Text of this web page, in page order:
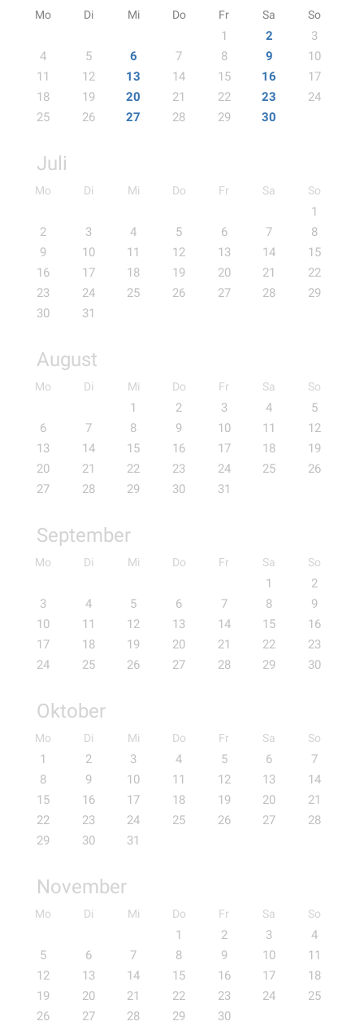
Mo Di Mi Do Fr Sa So
1 2
3
4
5 6 7 8 9
10
11
12 13 14 15 16
17
18
19 20 21 22 23
24
25
26 27 28 29 30
Juli
Mo Di Mi Do Fr Sa So
1
2
3 4 5 6 7
8
9
10 11 12 13 14
15
16
17 18 19 20 21
22
23
24 25 26 27 28
29
30
31
August
Mo Di Mi Do Fr Sa So
1 2 3 4
5
6
7 8 9 10 11
12
13
14 15 16 17 18
19
20
21 22 23 24 25
26
27
28 29 30 31
September
Mo Di Mi Do Fr Sa So
1
2
3
4 5 6 7 8
9
10
11 12 13 14 15
16
17
18 19 20 21 22
23
24
25 26 27 28 29 30
Oktober
Mo Di Mi Do Fr Sa So
1 2 3 4 5 6
7
8
9 10 11 12 13
14
15
16 17 18 19 20
21
22
23 24 25 26 27
28
29
30 31
November
Mo Di Mi Do Fr Sa So
1 2 3
4
5
6 7 8 9 10
11
12
13 14 15 16 17
18
19
20 21 22 23 24
25
26
27 28 29 30